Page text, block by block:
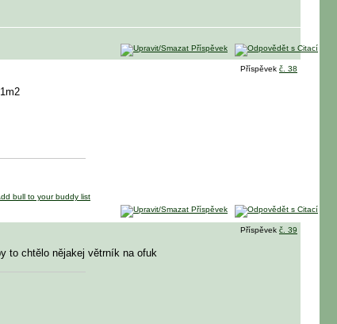
Příspěvek č. 38
Příspěvek č. 39
to chtělo nějakej větrník na ofuk